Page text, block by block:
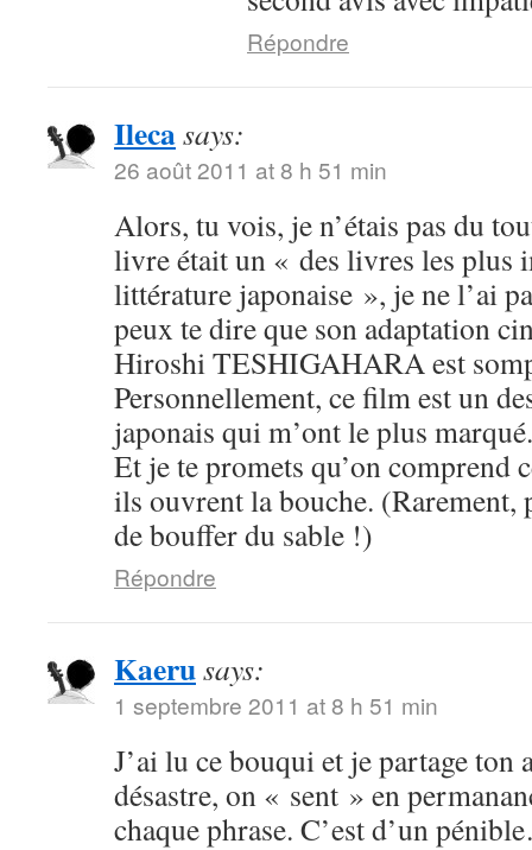
Répondre
Ilecasays:
26 août 2011 at 8 h 51 min
Alors, tu vois, je n’étais pas du
livre était un « des livres les plus
littérature japonaise », je ne l’ai
peux te dire que son adaptation
Hiroshi TESHIGAHARA est
Personnellement, ce film est un
japonais qui m’ont le plus marqué.
Et je te promets qu’on comprend
ils ouvrent la bouche. (Rarement,
de bouffer du sable !)
Répondre
Kaerusays:
1 septembre 2011 at 8 h 51 min
J’ai lu ce bouqui et je partage ton
désastre, on « sent » en
chaque phrase. C’est d’un